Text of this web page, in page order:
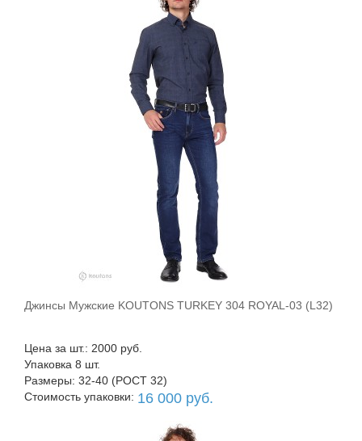
В корзину
Джинсы Мужские KOUTONS TURKEY 304 ROYAL-03 (L32)
Цена за шт.: 2000 руб.
Упаковка 8 шт.
Размеры: 32-40 (РОСТ 32)
Стоимость упаковки: 16 000 руб.